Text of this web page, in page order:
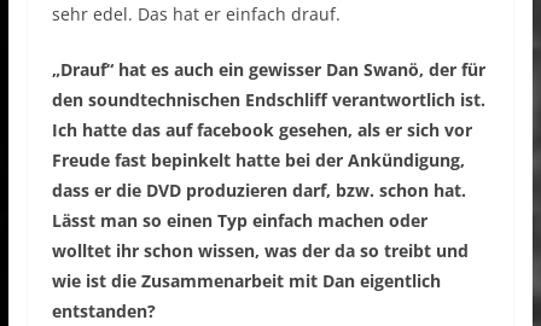
sehr edel. Das hat er einfach drauf.
„Drauf“ hat es auch ein gewisser Dan Swanö, der für
den soundtechnischen Endschliff verantwortlich ist.
Ich hatte das auf facebook gesehen, als er sich vor
Freude fast bepinkelt hatte bei der Ankündigung,
dass er die DVD produzieren darf, bzw. schon hat.
Lässt man so einen Typ einfach machen oder
wolltet ihr schon wissen, was der da so treibt und
wie ist die Zusammenarbeit mit Dan eigentlich
entstanden?